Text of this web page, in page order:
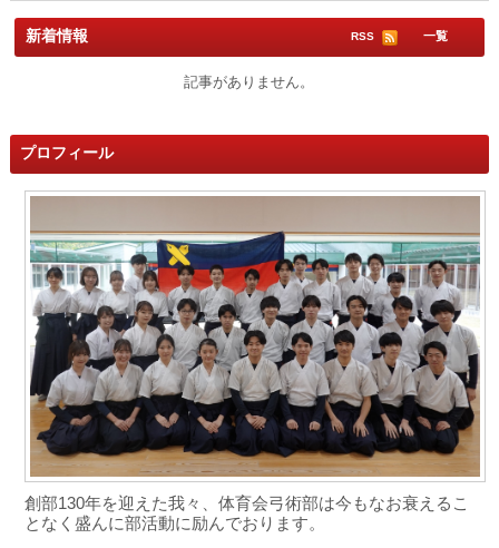
新着情報 RSS 一覧
記事がありません。
プロフィール
創部130年を迎えた我々、体育会弓術部は今もなお衰えるこ
となく盛んに部活動に励んでおります。